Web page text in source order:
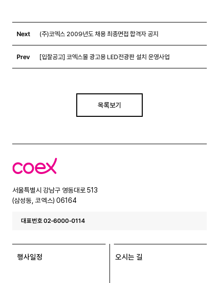
Next (주)코엑스 2009년도 채용 최종면접 합격자 공지
Prev [입찰공고] 코엑스몰 광고용 LED전광판 설치 운영사업
목록보기
코
엑
서울특별시 강남구 영동대로 513
(삼성동, 코엑스) 06164
대표번호 02-6000-0114
행사일정 오시는 길